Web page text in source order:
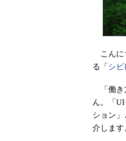
こんに
る「 シビ
「働き
ん。「
ション
介します